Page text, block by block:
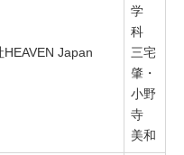
HEAVEN Japan
学
科
三宅
肇・
小野
寺
美和